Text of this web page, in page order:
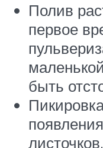
Полив
первое
быть